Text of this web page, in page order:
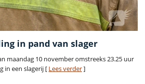
in pand van slager
maandag 10 november omstreeks 23.25 uur
in een slagerij [ Lees verder]